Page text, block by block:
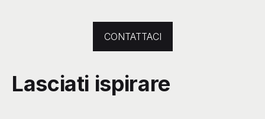
CONTATTACI
Lasciati ispirare